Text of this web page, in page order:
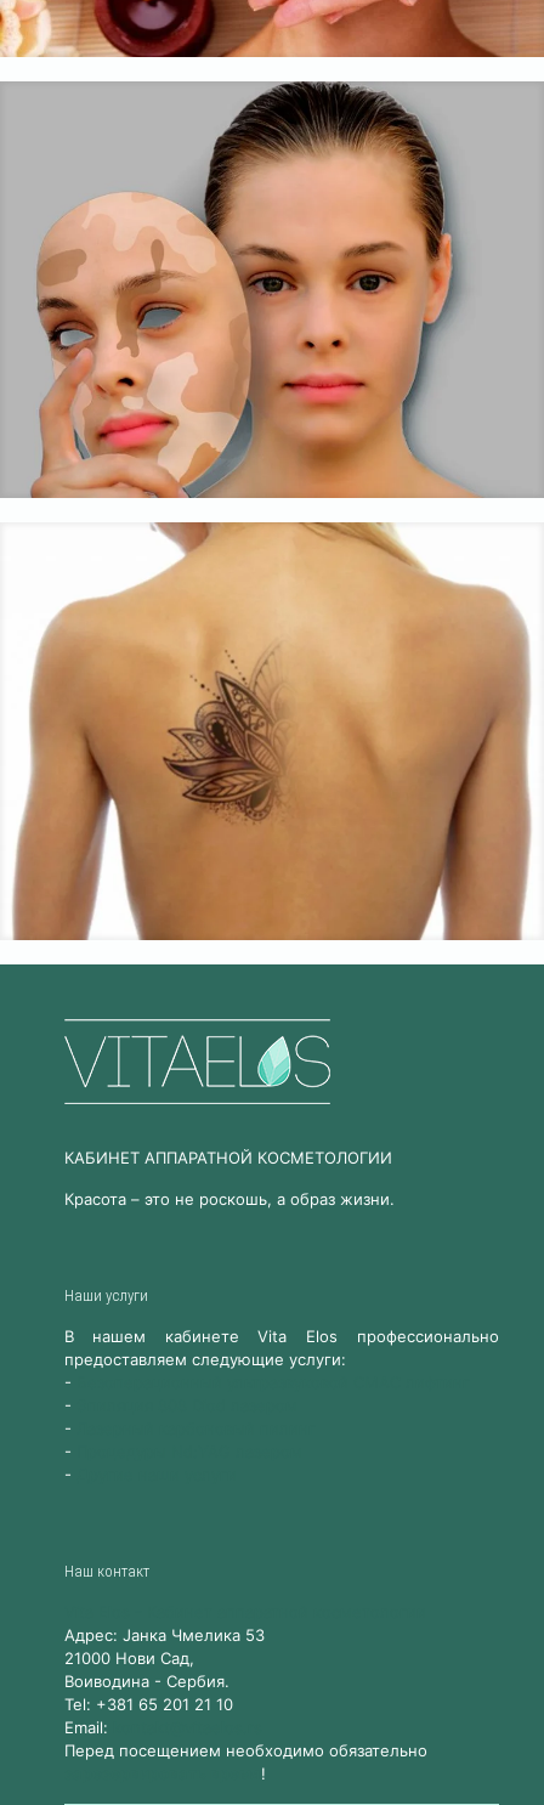
КАБИНЕТ АППАРАТНОЙ КОСМЕТОЛОГИИ
Красота – это не роскошь, а образ жизни.
Наши услуги
В нашем кабинете Vita Elos профессионально
предоставляем следующие услуги:
-
-
-
-
-
Наш контакт
Адрес: Jанка Чмелика 53
21000 Нови Сад,
Воиводина - Сербия.
Tel: +381 65 201 21 10
Email:
Перед посещением необходимо обязательно
!